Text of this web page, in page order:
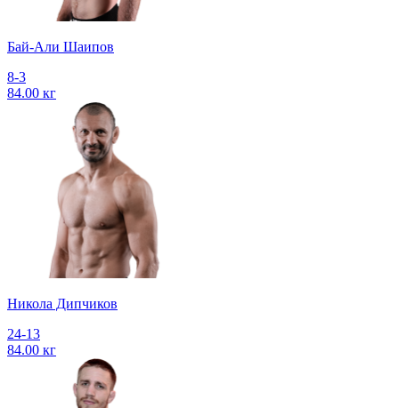
Бай-Али Шаипов
8-3
84.00 кг
Никола Дипчиков
24-13
84.00 кг